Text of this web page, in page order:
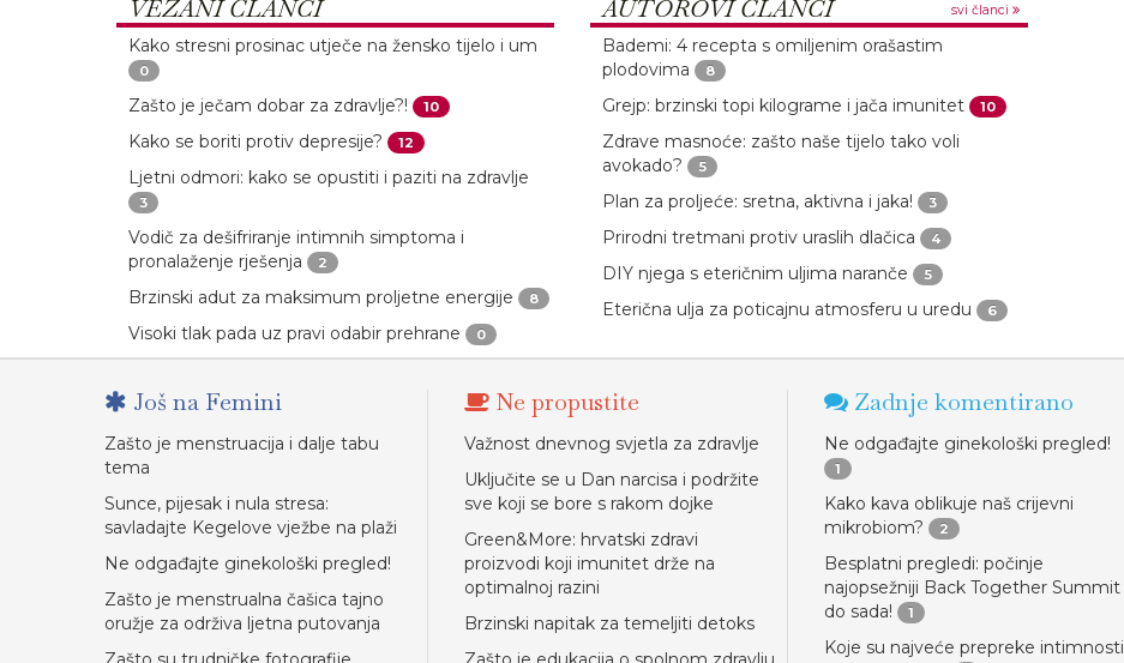
VEZANI ČLANCI
Kako stresni prosinac utječe na žensko tijelo i um
0
Zašto je ječam dobar za zdravlje?! 10
Kako se boriti protiv depresije? 12
Ljetni odmori: kako se opustiti i paziti na zdravlje
3
Vodič za dešifriranje intimnih simptoma i
pronalaženje rješenja
2
Brzinski adut za maksimum proljetne energije 8
Visoki tlak pada uz pravi odabir prehrane 0
AUTOROVI ČLANCI svi članci
Bademi: 4 recepta s omiljenim orašastim
plodovima
8
Grejp: brzinski topi kilograme i jača imunitet 10
Zdrave masnoće: zašto naše tijelo tako voli
avokado?
5
Plan za proljeće: sretna, aktivna i jaka! 3
Prirodni tretmani protiv uraslih dlačica 4
DIY njega s eteričnim uljima naranče 5
Eterična ulja za poticajnu atmosferu u uredu 6
Još na Femini
Zašto je menstruacija i dalje tabu
tema
Sunce, pijesak i nula stresa:
savladajte Kegelove vježbe na plaži
Ne odgađajte ginekološki pregled!
Zašto je menstrualna čašica tajno
oružje za održiva ljetna putovanja
Ne propustite
Važnost dnevnog svjetla za zdravlje
Uključite se u Dan narcisa i podržite
sve koji se bore s rakom dojke
Green&More: hrvatski zdravi
proizvodi koji imunitet drže na
optimalnoj razini
Brzinski napitak za temeljiti detoks
Zadnje komentirano
Ne odgađajte ginekološki pregled!
1
Kako kava oblikuje naš crijevni
mikrobiom?
2
Besplatni pregledi: počinje
najopsežniji Back Together Summit
do sada!
1
Koje su najveće prepreke intimnosti